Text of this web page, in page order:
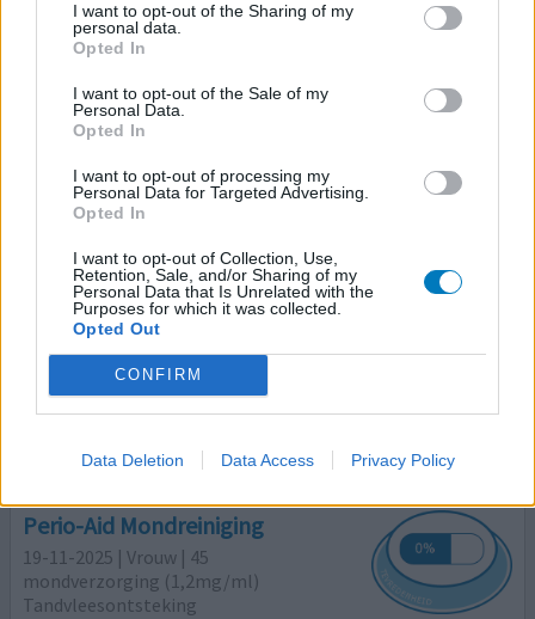
I want to opt-out of the Sharing of my
personal data.
Opted In
I want to opt-out of the Sale of my
Personal Data.
Opted In
I want to opt-out of processing my
Personal Data for Targeted Advertising.
Opted In
I want to opt-out of Collection, Use,
Retention, Sale, and/or Sharing of my
Personal Data that Is Unrelated with the
Purposes for which it was collected.
Opted Out
CONFIRM
Data Deletion Data Access Privacy Policy
Niet in de lijst
Effectiviteit
Hoeveelheid bijwerkingen
Bijwerkingen
Na bezoek kaakchirurg ivm inkorten wortelpunten incl
hechtingen en boren in mijn bot kreeg ik het advies om te
spoelen Na 4 dagen gebruik kreeg ik rode pijnlijke tong.
Branderig gevoel. Dacht eerst dat het v d antibiotica
kwam. Komt dus van deze troep. Ga nu zoutoplossing
proberen want wil van dit gevoel af. Ben nu al zes dagen
gestopt en nog steeds last. Niet gebruiken
Perio-Aid Mondreiniging
19-11-2025 | Vrouw | 45
mondverzorging (1,2mg/ml)
Tandvleesontsteking